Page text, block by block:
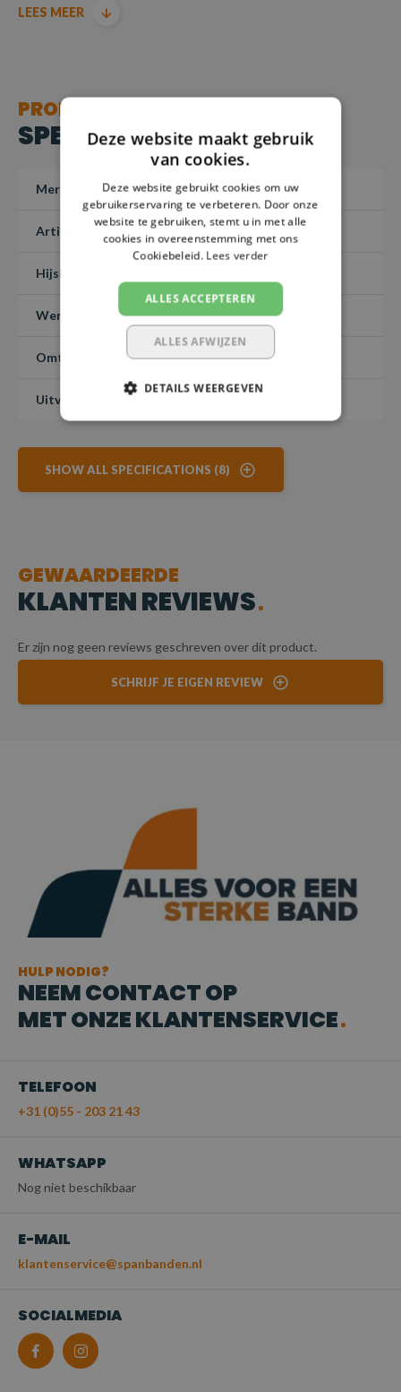
geretourneerd – Maatwerk 1-3 dagen.
LEES MEER
PRODUCT
SPECIFICATIES
Merk SafetyLoad
Artikelnummer PHBHKR50-400
Hijslast (7:1)
Werklengte 4 meter
Omtreklengte -
Uitvoering
SHOW ALL SPECIFICATIONS (8)
GEWAARDEERDE
KLANTEN REVIEWS
Er zijn nog geen reviews geschreven over dit product.
SCHRIJF JE EIGEN REVIEW
HULP NODIG?
NEEM CONTACT OP
MET ONZE KLANTENSERVICE
TELEFOON
+31 (0)55 - 203 21 43
WHATSAPP
Nog niet beschikbaar
E-MAIL
klantenservice@spanbanden.nl
SOCIALMEDIA
Deze website maakt gebruik
van cookies.
Deze website gebruikt cookies om uw
gebruikerservaring te verbeteren. Door onze
website te gebruiken, stemt u in met alle
cookies in overeenstemming met ons
Cookiebeleid. Lees verder
ALLES ACCEPTEREN
ALLES AFWIJZEN
DETAILS WEERGEVEN